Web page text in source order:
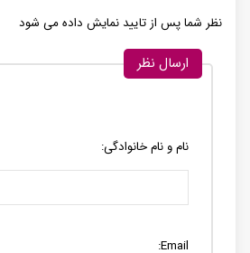
نظر شما پس از تایید نمایش داده می شود
ارسال نظر
نام و نام خانوادگی:
Email: